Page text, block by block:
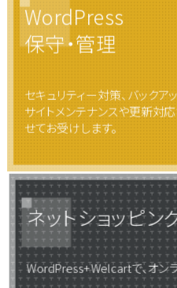
WordPress
保守・管理
セキュリティー対策、バックア
サイトメンテナンスや更新対
せてお受けします。
ネットショッピン
WordPress+Welcartで、オン